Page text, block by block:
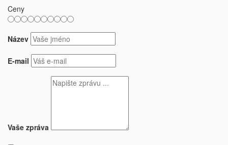
Ceny
Název
E-mail
Vaše zpráva